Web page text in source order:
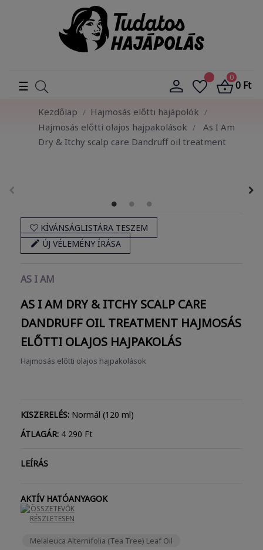
0
0 Ft
Toggle
navigation
☰
Kezdőlap
Hajmosás előtti hajápolók
Hajmosás előtti olajos hajpakolások
As I Am
Dry & Itchy scalp care Dandruff oil treatment
KÍVÁNSÁGLISTÁRA TESZEM
 ÚJ VÉLEMÉNY ÍRÁSA
AS I AM
AS I AM DRY & ITCHY SCALP CARE
DANDRUFF OIL TREATMENT HAJMOSÁS
ELŐTTI OLAJOS HAJPAKOLÁS
Hajmosás előtti olajos hajpakolások
KISZERELÉS: Normál (120 ml)
ÁTLAGÁR: 4 290 Ft
LEÍRÁS
AKTÍV HATÓANYAGOK
ÖSSZETEVŐK
RÉSZLETESEN
Melaleuca Alternifolia (Tea Tree) Leaf Oil